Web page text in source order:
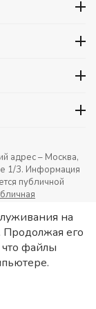
адрес – Москва,
1/3. Информация
публичной
на
Продолжая его
что файлы